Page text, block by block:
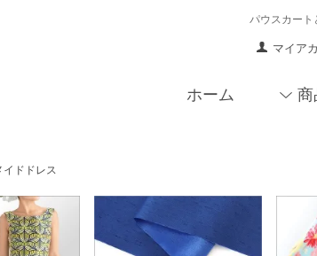
パウスカー
マイア
ホーム 商
イドドレス